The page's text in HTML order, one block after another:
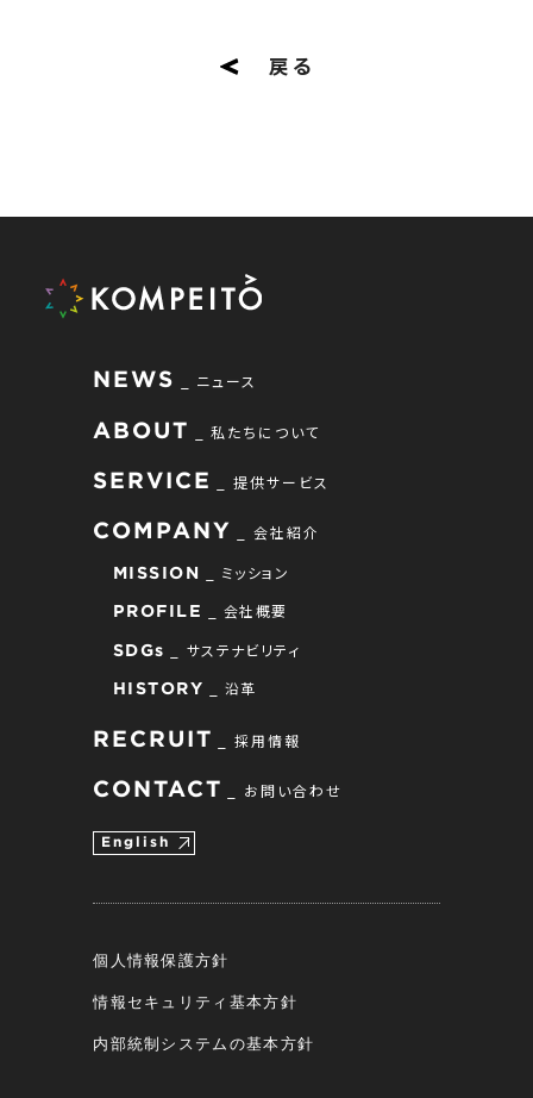
戻る
NEWS ニュース
ABOUT 私たちについて
SERVICE 提供サービス
COMPANY 会社紹介
MISSION ミッション
PROFILE 会社概要
SDGs サステナビリティ
HISTORY 沿革
RECRUIT 採用情報
CONTACT お問い合わせ
English
個人情報保護方針
情報セキュリティ基本方針
内部統制システムの基本方針